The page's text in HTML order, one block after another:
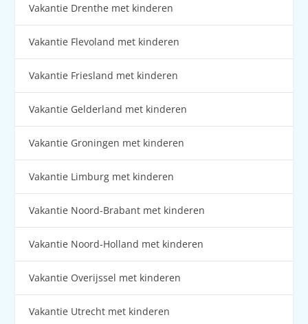
Vakantie Drenthe met kinderen
Vakantie Flevoland met kinderen
Vakantie Friesland met kinderen
Vakantie Gelderland met kinderen
Vakantie Groningen met kinderen
Vakantie Limburg met kinderen
Vakantie Noord-Brabant met kinderen
Vakantie Noord-Holland met kinderen
Vakantie Overijssel met kinderen
Vakantie Utrecht met kinderen